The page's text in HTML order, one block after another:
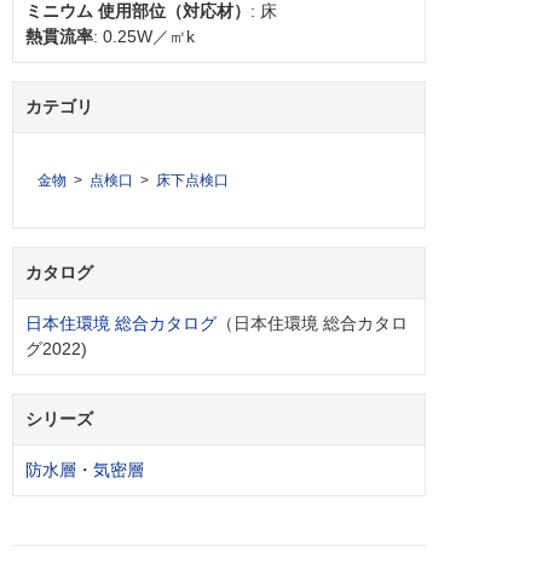
ミニウム 使用部位（対応材） : 床
熱貫流率: 0.25W／㎡k
カテゴリ
金物 点検口 床下点検口
カタログ
日本住環境 総合カタログ （日本住環境 総合カタロ
グ2022)
シリーズ
防水層・気密層